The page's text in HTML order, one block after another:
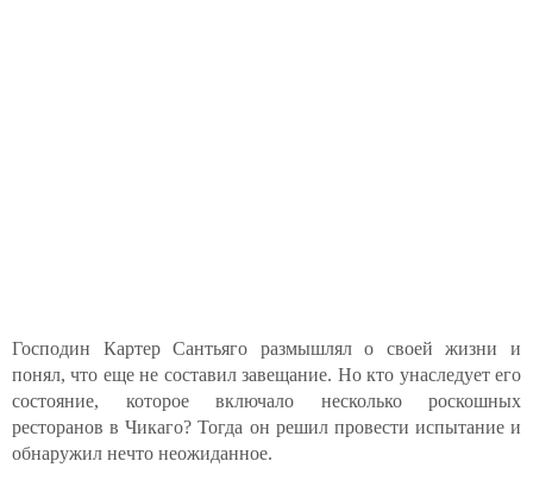
Господин Картер Сантьяго размышлял о своей жизни и
понял, что еще не составил завещание. Но кто унаследует его
состояние, которое включало несколько роскошных
ресторанов в Чикаго? Тогда он решил провести испытание и
обнаружил нечто неожиданное.